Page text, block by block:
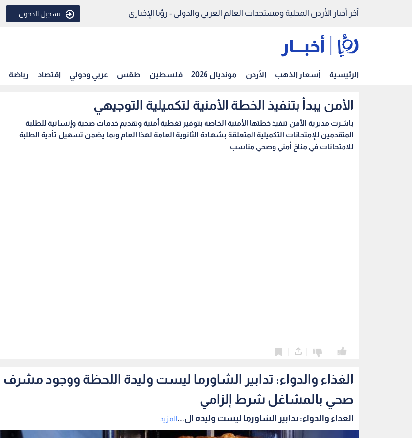
آخر أخبار الأردن المحلية ومستجدات العالم العربي والدولي - رؤيا الإخباري تسجيل الدخول
الرئيسية أسعار الذهب الأردن مونديال 2026 فلسطين طقس عربي ودولي اقتصاد رياضة
الأمن يبدأ بتنفيذ الخطة الأمنية لتكميلية التوجيهي
باشرت مديرية الأمن تنفيذ خطتها الأمنية الخاصة بتوفير تغطية أمنية وتقديم خدمات صحية وإنسانية للطلبة
المتقدمين للإمتحانات التكميلية المتعلقة بشهادة الثانوية العامة لهذا العام وبما يضمن تسهيل تأدية الطلبة
للامتحانات في مناخ أمني وصحي مناسب.
الغذاء والدواء: تدابير الشاورما ليست وليدة اللحظة ووجود مشرف
صحي بالمشاغل شرط إلزامي
الغذاء والدواء: تدابير الشاورما ليست وليدة ال...المزيد